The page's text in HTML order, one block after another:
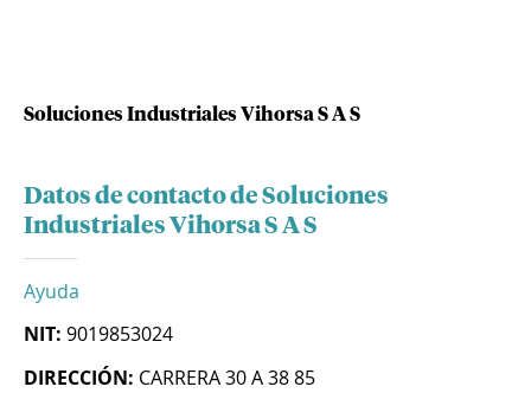
Soluciones Industriales Vihorsa S A S
Datos de contacto de Soluciones
Industriales Vihorsa S A S
Ayuda
NIT: 9019853024
DIRECCIÓN: CARRERA 30 A 38 85